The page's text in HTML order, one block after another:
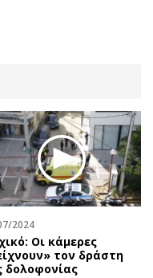
Hill
2024
Οι κάμερες
τον δράστη
δολοφονίας